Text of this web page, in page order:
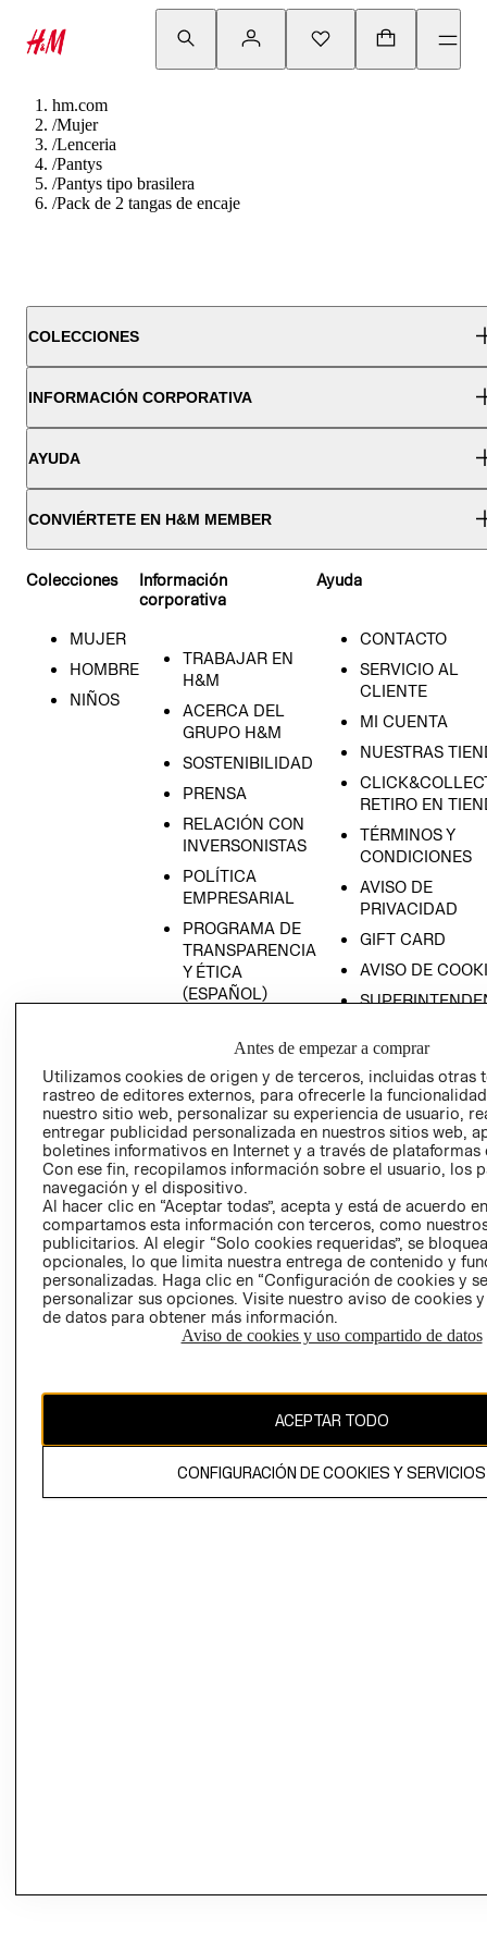
hm.com
/Mujer
/Lenceria
/Pantys
/Pantys tipo brasilera
/Pack de 2 tangas de encaje
COLECCIONES
INFORMACIÓN CORPORATIVA
AYUDA
CONVIÉRTETE EN H&M MEMBER
Colecciones
MUJER
HOMBRE
NIÑOS
Información
corporativa
TRABAJAR EN
H&M
ACERCA DEL
GRUPO H&M
SOSTENIBILIDAD
PRENSA
RELACIÓN CON
INVERSONISTAS
POLÍTICA
EMPRESARIAL
PROGRAMA DE
TRANSPARENCIA
Y ÉTICA
(ESPAÑOL)
TRANSPARENCIA
Y ÉTICA (INGLÉS)
Ayuda
CONTACTO
SERVICIO AL
CLIENTE
MI CUENTA
NUESTRAS
RETIRO EN
TÉRMINOS Y
CONDICIONES
AVISO DE
PRIVACIDAD
GIFT CARD
AVISO DE
COMERCIO - SIC
PETICIONES
QUEJAS Y
RECLAMOS
Colombia ($)
CAMBIAR REGIÓN
propiedad de H&M Hennes & Mauritz AB.
Antes de empezar a comprar
Utilizamos cookies de origen y de terceros, incluidas otras
rastreo de editores externos, para ofrecerle la
nuestro sitio web, personalizar su experiencia de usuario,
entregar publicidad personalizada en nuestros sitios web,
boletines informativos en Internet y a través de plataformas
Con ese fin, recopilamos información sobre el usuario, los
navegación y el dispositivo.
Al hacer clic en “Aceptar todas”, acepta y está de acuerdo
compartamos esta información con terceros, como
publicitarios. Al elegir “Solo cookies requeridas”, se
opcionales, lo que limita nuestra entrega de contenido y
personalizadas. Haga clic en “Configuración de cookies y
personalizar sus opciones. Visite nuestro aviso de cookies
de datos para obtener más información.
Aviso de cookies y uso compartido de datos
ACEPTAR TODO
CONFIGURACIÓN DE COOKIES Y SERVICIOS